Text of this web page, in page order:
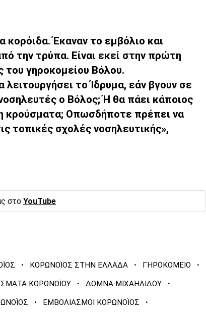
κορόιδα. Έκαναν το εμβόλιο και
την τρύπα. Είναι εκεί στην πρώτη
γηροκομείου Βόλου.
το Ίδρυμα, εάν βγουν σε
ο Βόλος; Ή θα πάει κάποιος
κρούσματα; Οπωσδήποτε πρέπει να
τοπικές σχολές νοσηλευτικής»,
στο YouTube
· ΚΟΡΩΝΟΪΟΣ ΣΤΗΝ ΕΛΛΑΔΑ · ΓΗΡΟΚΟΜΕΙΟ ·
ΚΟΡΩΝΟΪΟΥ · ΔΟΜΝΑ ΜΙΧΑΗΛΙΔΟΥ ·
· ΕΜΒΟΛΙΑΣΜΟΙ ΚΟΡΩΝΟΪΟΣ ·